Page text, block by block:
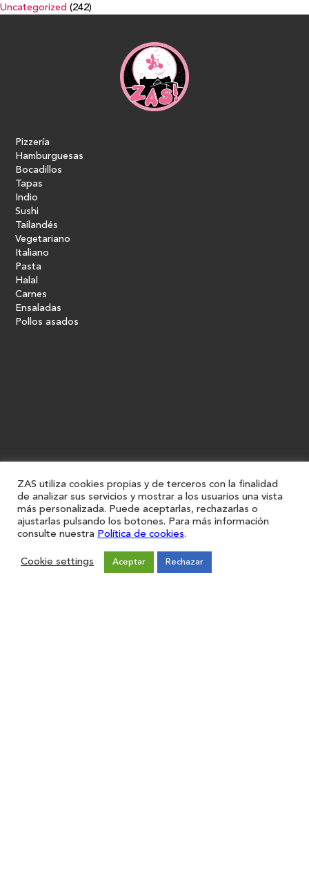
Uncategorized (242)
Pizzería
Hamburguesas
Bocadillos
Tapas
Indio
Sushi
Tailandés
Vegetariano
Italiano
Pasta
Halal
Carnes
Ensaladas
Pollos asados
ZAS utiliza cookies propias y de terceros con la finalidad
de analizar sus servicios y mostrar a los usuarios una vista
más personalizada. Puede aceptarlas, rechazarlas o
ajustarlas pulsando los botones. Para más información
consulte nuestra Política de cookies.
Cookie settings Aceptar Rechazar